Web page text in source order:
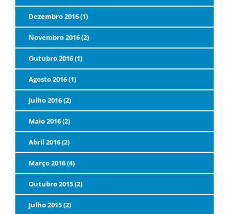
Dezembro 2016 (1)
Novembro 2016 (2)
Outubro 2016 (1)
Agosto 2016 (1)
Julho 2016 (2)
Maio 2016 (2)
Abril 2016 (2)
Março 2016 (4)
Outubro 2015 (2)
Julho 2015 (2)